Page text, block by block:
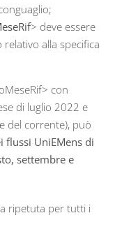
> deve essere
alla specifica
con
di luglio 2022 e
del corrente), può
flussi UniEMens di
settembre e
ripetuta per tutti i